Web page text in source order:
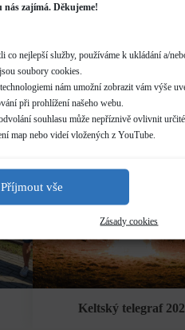
nás zajímá. Děkujeme!
co nejlepší služby, používáme k ukládání a/
soubory cookies.
nám umožní zobrazit vám výše
při prohlížení našeho webu.
souhlasu může nepříznivě ovlivnit
map nebo videí vložených z YouTube.
Příjmout vše
Zásady cookies
Pohádky pod oblohou
Keltský telegraf